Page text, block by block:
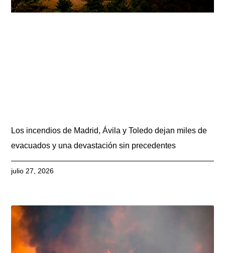
Los incendios de Madrid, Ávila y Toledo dejan miles de
evacuados y una devastación sin precedentes
julio 27, 2026